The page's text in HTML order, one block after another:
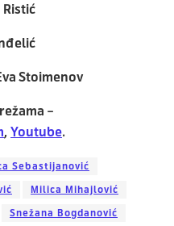
Stoimenov
–
, Youtube.
Sebastijanović
Milica Mihajlović
Snežana Bogdanović